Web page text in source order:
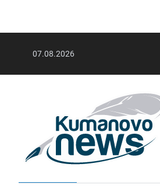
07.08.2026